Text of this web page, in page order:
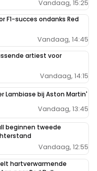
Vandaag, 15:25
F1-succes ondanks Red
Vandaag, 14:45
artiest voor
Vandaag, 14:15
Lambiase bij Aston Martin'
Vandaag, 13:45
beginnen tweede
Vandaag, 12:55
hartverwarmende